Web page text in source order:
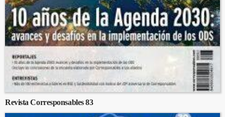
Revista Corresponsables 83